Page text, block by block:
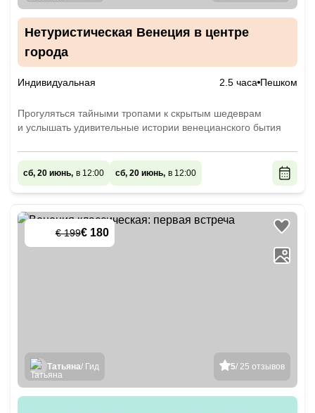
Нетуристическая Венеция в центре
города
Индивидуальная 2.5 часа Пешком
Прогуляться тайными тропами к скрытым шедеврам
и услышать удивительные истории венецианского бытия
сб, 20 июнь, в 12:00 сб, 20 июнь, в 12:00
€ 199€ 180
5/ 25 отзывов
Татьяна/ Гид